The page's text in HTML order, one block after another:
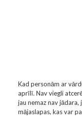
Kad personām ar
aprīlī. Nav viegli
jau nemaz nav
mājaslapas, kas var